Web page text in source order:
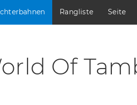
Rangliste Seite
Of